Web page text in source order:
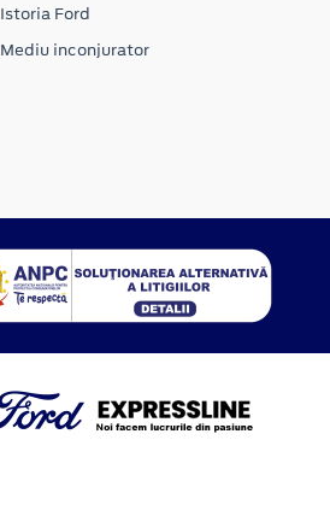
Istoria Ford
Mediu inconjurator